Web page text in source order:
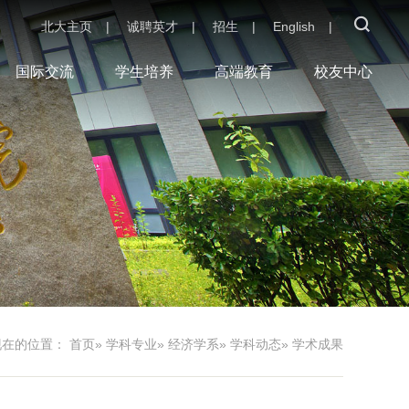
北大主页 | 诚聘英才 | 招生 | English |
国际交流 学生培养 高端教育 校友中心
的位置： 首页» 学科专业» 经济学系» 学科动态» 学术成果